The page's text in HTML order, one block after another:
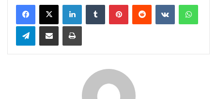
LinkedInTumblr PinterestReddit VKontakte
TelegramE-Posta ile paylaş Yazdır